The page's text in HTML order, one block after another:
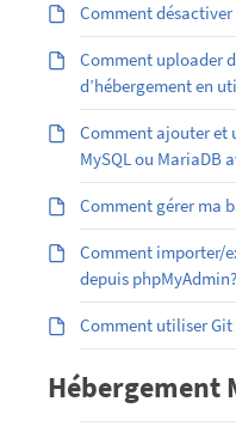
Comment
Comment uploader
d’hébergement en
Comment ajouter et
MySQL ou MariaDB
Comment gérer ma
Comment importer/
depuis phpMyAdmin?
Comment utiliser Git
Hébergement